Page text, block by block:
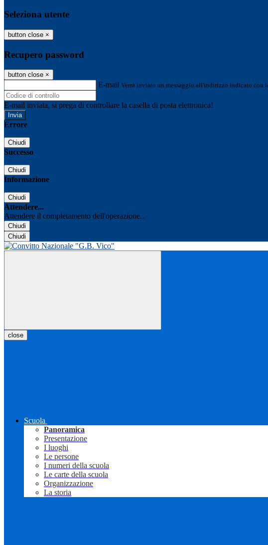
Seleziona utente
button close ×
Recupero password
button close ×
E-mail Verrà inviato un messaggio all'indirizzo indicato con
E-mail inviata, si prega di controllare la casella di posta elettronica!
Errore
Chiudi
Successo
Chiudi
Informazione
Chiudi
Attendere...
Attendere il completamento dell'operazione...
Chiudi
Chiudi
close
Scuola
Panoramica
Presentazione
I luoghi
Le persone
I numeri della scuola
Le carte della scuola
Organizzazione
La storia